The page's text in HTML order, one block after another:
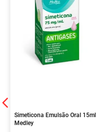
Simeticona Emulsão Oral 15ml
Medley